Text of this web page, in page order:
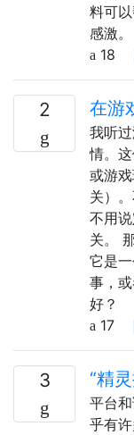
料可
感激。
18
2 在游
我听
情。
或游
关）
不用
关。
它是
事，
好？
17
3 “精
平台
乎有